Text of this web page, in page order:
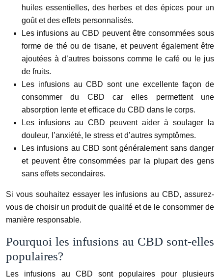
huiles essentielles, des herbes et des épices pour un
goût et des effets personnalisés.
Les infusions au CBD peuvent être consommées sous
forme de thé ou de tisane, et peuvent également être
ajoutées à d’autres boissons comme le café ou le jus
de fruits.
Les infusions au CBD sont une excellente façon de
consommer du CBD car elles permettent une
absorption lente et efficace du CBD dans le corps.
Les infusions au CBD peuvent aider à soulager la
douleur, l’anxiété, le stress et d’autres symptômes.
Les infusions au CBD sont généralement sans danger
et peuvent être consommées par la plupart des gens
sans effets secondaires.
Si vous souhaitez essayer les infusions au CBD, assurez-
vous de choisir un produit de qualité et de le consommer de
manière responsable.
Pourquoi les infusions au CBD sont-elles
populaires?
Les infusions au CBD sont populaires pour plusieurs